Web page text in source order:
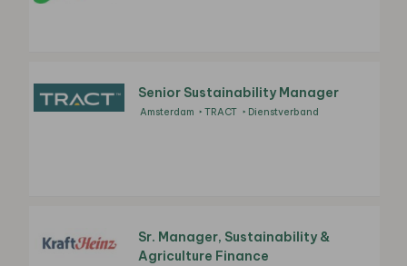
Senior Sustainability Manager
Amsterdam TRACT Dienstverband
Sr. Manager, Sustainability &
Agriculture Finance